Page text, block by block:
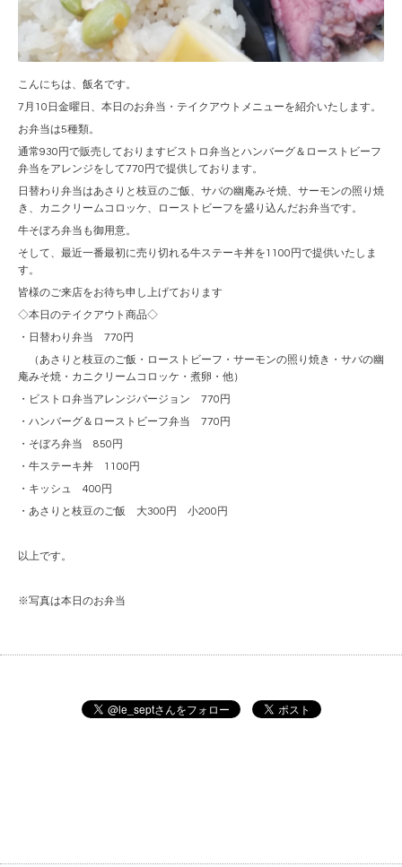
こんにちは、飯名です。
7月10日金曜日、本日のお弁当・テイクアウトメニューを紹介いたします。
お弁当は5種類。
通常930円で販売しておりますビストロ弁当とハンバーグ＆ローストビーフ
弁当をアレンジをして770円で提供しております。
日替わり弁当はあさりと枝豆のご飯、サバの幽庵みそ焼、サーモンの照り焼
き、カニクリームコロッケ、ローストビーフを盛り込んだお弁当です。
牛そぼろ弁当も御用意。
そして、最近一番最初に売り切れる牛ステーキ丼を1100円で提供いたしま
す。
皆様のご来店をお待ち申し上げております
◇本日のテイクアウト商品◇
・日替わり弁当 770円
（あさりと枝豆のご飯・ローストビーフ・サーモンの照り焼き・サバの幽
庵みそ焼・カニクリームコロッケ・煮卵・他）
・ビストロ弁当アレンジバージョン 770円
・ハンバーグ＆ローストビーフ弁当 770円
・そぼろ弁当 850円
・牛ステーキ丼 1100円
・キッシュ 400円
・あさりと枝豆のご飯 大300円 小200円
以上です。
※写真は本日のお弁当